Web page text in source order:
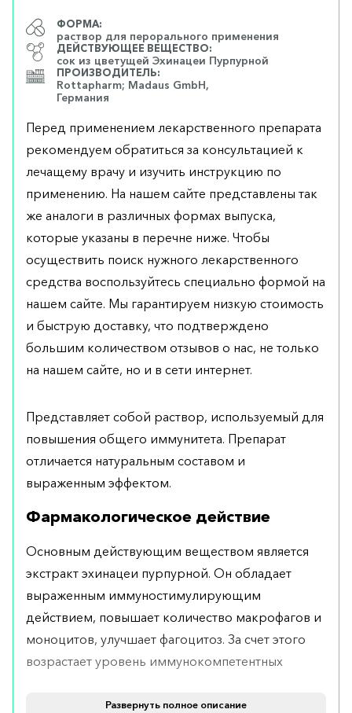
ФОРМА:
раствор для перорального применения
ДЕЙСТВУЮЩЕЕ ВЕЩЕСТВО:
сок из цветущей Эхинацеи Пурпурной
ПРОИЗВОДИТЕЛЬ:
Rottapharm; Madaus GmbH,
Германия
Перед применением лекарственного препарата
рекомендуем обратиться за консультацией к
лечащему врачу и изучить инструкцию по
применению. На нашем сайте представлены так
же аналоги в различных формах выпуска,
которые указаны в перечне ниже. Чтобы
осуществить поиск нужного лекарственного
средства воспользуйтесь специально формой на
нашем сайте. Мы гарантируем низкую стоимость
и быструю доставку, что подтверждено
большим количеством отзывов о нас, не только
на нашем сайте, но и в сети интернет.
Представляет собой раствор, используемый для
повышения общего иммунитета. Препарат
отличается натуральным составом и
выраженным эффектом.
Фармакологическое действие
Основным действующим веществом является
экстракт эхинацеи пурпурной. Он обладает
выраженным иммуностимулирующим
действием, повышает количество макрофагов и
моноцитов, улучшает фагоцитоз. За счет этого
возрастает уровень иммунокомпетентных
Развернуть полное описание